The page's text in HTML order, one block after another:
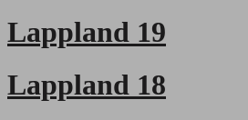
Lappland 19
Lappland 18